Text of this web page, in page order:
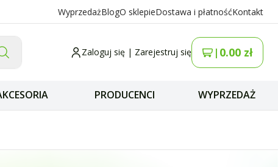
WyprzedażBlogO sklepieDostawa i płatnośćKontakt
Zaloguj się | Zarejestruj się | 0.00 zł
PRODUCENCI WYPRZEDAŻ
CB